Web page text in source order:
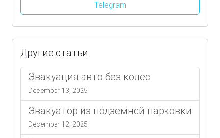
Telegram
Другие статьи
Эвакуация авто без колёс
December 13, 2025
Эвакуатор из подземной парковки
December 12, 2025